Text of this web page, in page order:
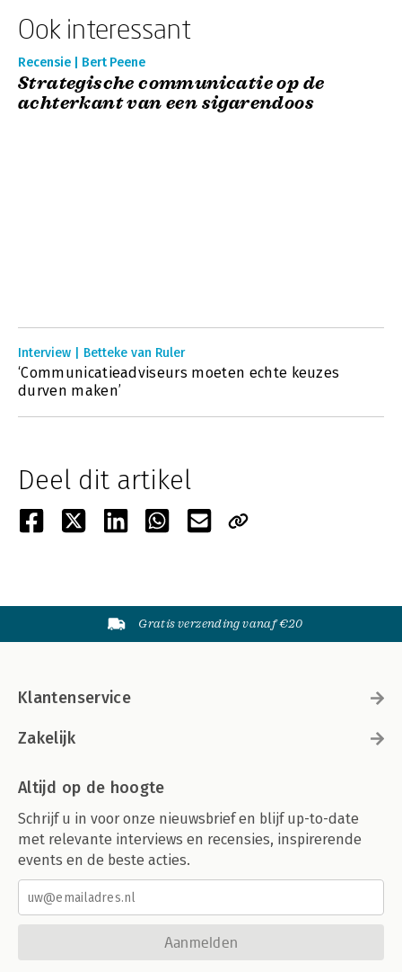
Ook interessant
Recensie | Bert Peene
Strategische communicatie op de
achterkant van een sigarendoos
Interview | Betteke van Ruler
‘Communicatieadviseurs moeten echte keuzes
durven maken’
Deel dit artikel
Gratis verzending vanaf €20
Klantenservice
Zakelijk
Altijd op de hoogte
Schrijf u in voor onze nieuwsbrief en blijf up-to-date
met relevante interviews en recensies, inspirerende
events en de beste acties.
Aanmelden